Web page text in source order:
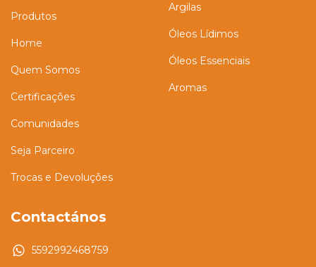
Produtos
Home
Quem Somos
Certificações
Comunidades
Seja Parceiro
Trocas e Devoluções
Argilas
Óleos Lídimos
Óleos Essenciais
Aromas
Contactános
5592992468759